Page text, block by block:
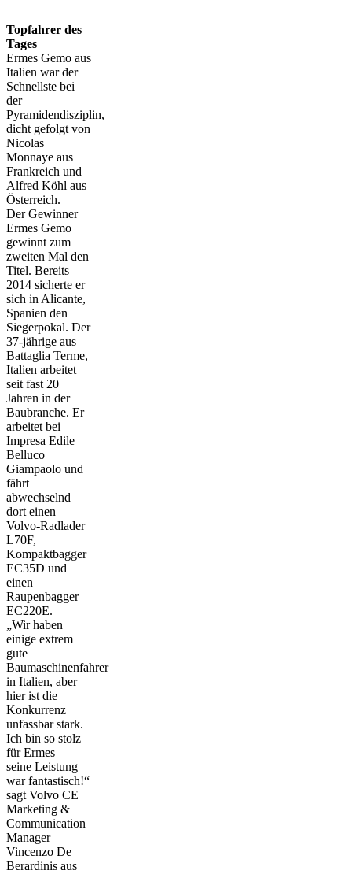
Topfahrer des
Tages
Ermes Gemo aus
Italien war der
Schnellste bei
der
Pyramidendisziplin,
dicht gefolgt von
Nicolas
Monnaye aus
Frankreich und
Alfred Köhl aus
Österreich.
Der Gewinner
Ermes Gemo
gewinnt zum
zweiten Mal den
Titel. Bereits
2014 sicherte er
sich in Alicante,
Spanien den
Siegerpokal. Der
37-jährige aus
Battaglia Terme,
Italien arbeitet
seit fast 20
Jahren in der
Baubranche. Er
arbeitet bei
Impresa Edile
Belluco
Giampaolo und
fährt
abwechselnd
dort einen
Volvo-Radlader
L70F,
Kompaktbagger
EC35D und
einen
Raupenbagger
EC220E.
„Wir haben
einige extrem
gute
Baumaschinenfahrer
in Italien, aber
hier ist die
Konkurrenz
unfassbar stark.
Ich bin so stolz
für Ermes –
seine Leistung
war fantastisch!“
sagt Volvo CE
Marketing &
Communication
Manager
Vincenzo De
Berardinis aus